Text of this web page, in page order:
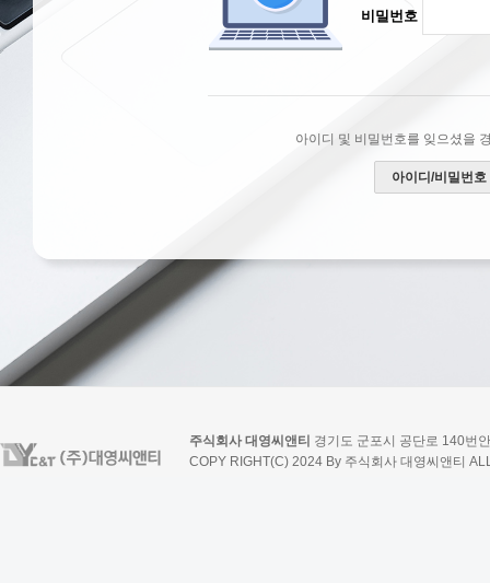
비밀번호
아이디 및 비밀번호를 잊으셨을
아이디/비밀번호
주식회사 대영씨앤티 경기도 군포시 공단로 140번
COPY RIGHT(C) 2024 By 주식회사 대영씨앤티